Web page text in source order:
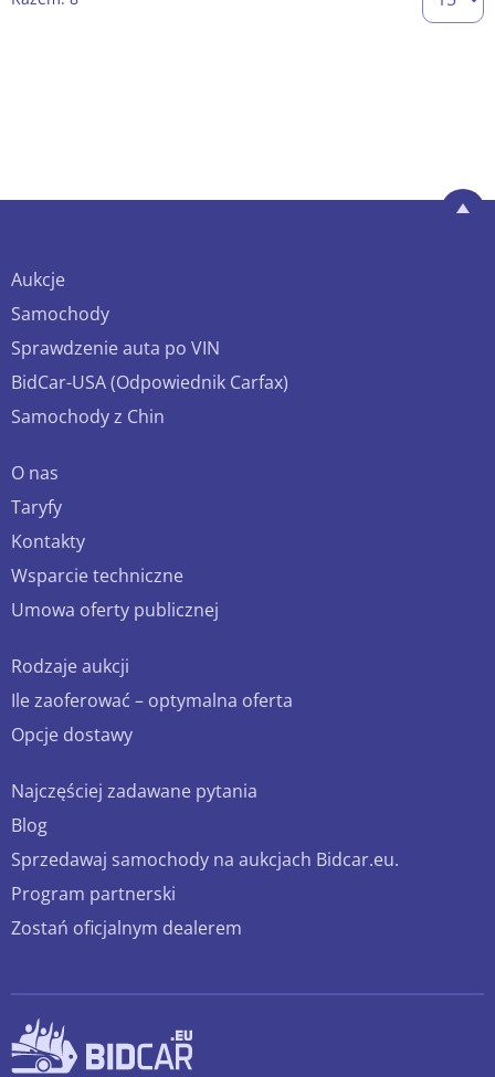
Aukcje
Samochody
Sprawdzenie auta po VIN
BidCar-USA (Odpowiednik Carfax)
Samochody z Chin
O nas
Taryfy
Kontakty
Wsparcie techniczne
Umowa oferty publicznej
Rodzaje aukcji
Ile zaoferować – optymalna oferta
Opcje dostawy
Najczęściej zadawane pytania
Blog
Sprzedawaj samochody na aukcjach Bidcar.eu.
Program partnerski
Zostań oficjalnym dealerem